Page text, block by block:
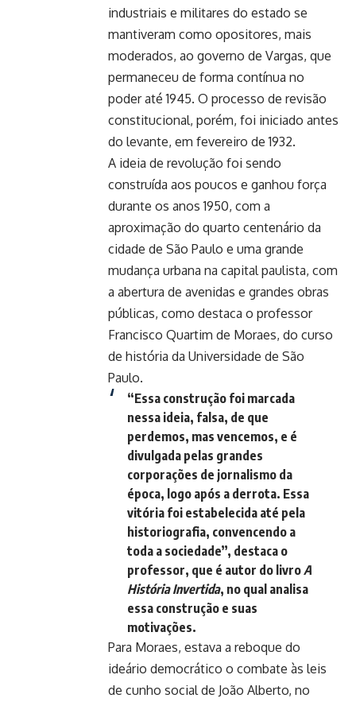
industriais e militares do estado se
mantiveram como opositores, mais
moderados, ao governo de Vargas, que
permaneceu de forma contínua no
poder até 1945. O processo de revisão
constitucional, porém, foi iniciado antes
do levante, em fevereiro de 1932.
A ideia de revolução foi sendo
construída aos poucos e ganhou força
durante os anos 1950, com a
aproximação do quarto centenário da
cidade de São Paulo e uma grande
mudança urbana na capital paulista, com
a abertura de avenidas e grandes obras
públicas, como destaca o professor
Francisco Quartim de Moraes, do curso
de história da Universidade de São
Paulo.
“Essa construção foi marcada
nessa ideia, falsa, de que
perdemos, mas vencemos, e é
divulgada pelas grandes
corporações de jornalismo da
época, logo após a derrota. Essa
vitória foi estabelecida até pela
historiografia, convencendo a
toda a sociedade”, destaca o
professor, que é autor do livroA
História Invertida, no qual analisa
essa construção e suas
motivações.
Para Moraes, estava a reboque do
ideário democrático o combate às leis
de cunho social de João Alberto, no